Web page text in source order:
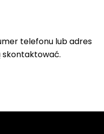
telefonu lub adres
skontaktować.